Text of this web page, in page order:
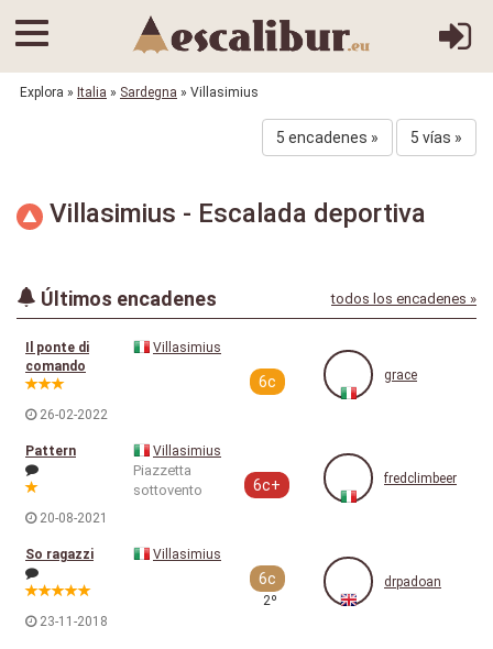
Explora » Italia » Sardegna » Villasimius
5 encadenes » 5 vías »
Villasimius - Escalada deportiva
Últimos encadenes todos los encadenes »
Il ponte di
comando
26-02-2022
Villasimius
6c grace
Pattern
20-08-2021
Villasimius
Piazzetta
sottovento
6c+ fredclimbeer
So ragazzi
23-11-2018
Villasimius
6c
2º
drpadoan